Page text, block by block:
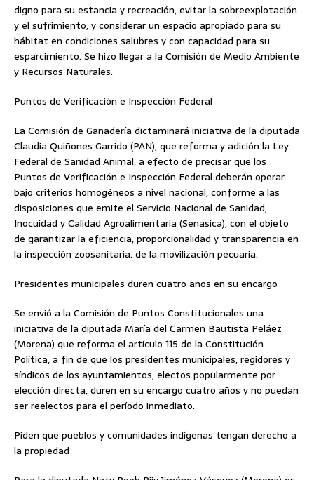
digno para su estancia y recreación, evitar la sobreexplotación
y el sufrimiento, y considerar un espacio apropiado para su
hábitat en condiciones salubres y con capacidad para su
esparcimiento. Se hizo llegar a la Comisión de Medio Ambiente
y Recursos Naturales.
Puntos de Verificación e Inspección Federal
La Comisión de Ganadería dictaminará iniciativa de la diputada
Claudia Quiñones Garrido (PAN), que reforma y adición la Ley
Federal de Sanidad Animal, a efecto de precisar que los
Puntos de Verificación e Inspección Federal deberán operar
bajo criterios homogéneos a nivel nacional, conforme a las
disposiciones que emite el Servicio Nacional de Sanidad,
Inocuidad y Calidad Agroalimentaria (Senasica), con el objeto
de garantizar la eficiencia, proporcionalidad y transparencia en
la inspección zoosanitaria. de la movilización pecuaria.
Presidentes municipales duren cuatro años en su encargo
Se envió a la Comisión de Puntos Constitucionales una
iniciativa de la diputada María del Carmen Bautista Peláez
(Morena) que reforma el artículo 115 de la Constitución
Política, a fin de que los presidentes municipales, regidores y
síndicos de los ayuntamientos, electos popularmente por
elección directa, duren en su encargo cuatro años y no puedan
ser reelectos para el período inmediato.
Piden que pueblos y comunidades indígenas tengan derecho a
la propiedad